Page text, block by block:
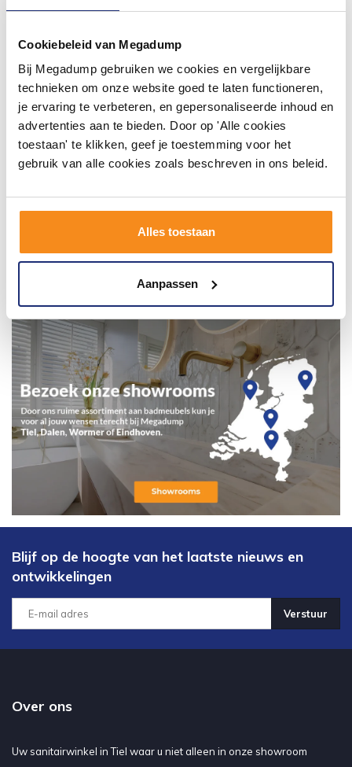
Cookiebeleid van Megadump
Bij Megadump gebruiken we cookies en vergelijkbare
technieken om onze website goed te laten functioneren,
je ervaring te verbeteren, en gepersonaliseerde inhoud en
advertenties aan te bieden. Door op 'Alle cookies
toestaan' te klikken, geef je toestemming voor het
gebruik van alle cookies zoals beschreven in ons beleid.
Alles toestaan
Aanpassen
badkamer op Instagram met #mijndroombadkamer
inspirerende omgeving vol met unieke
badkamerstijlen. Doe je mee?
Blijf op de hoogte van het laatste nieuws en
ontwikkelingen
Verstuur
Over ons
Uw sanitairwinkel in Tiel waar u niet alleen in onze showroom